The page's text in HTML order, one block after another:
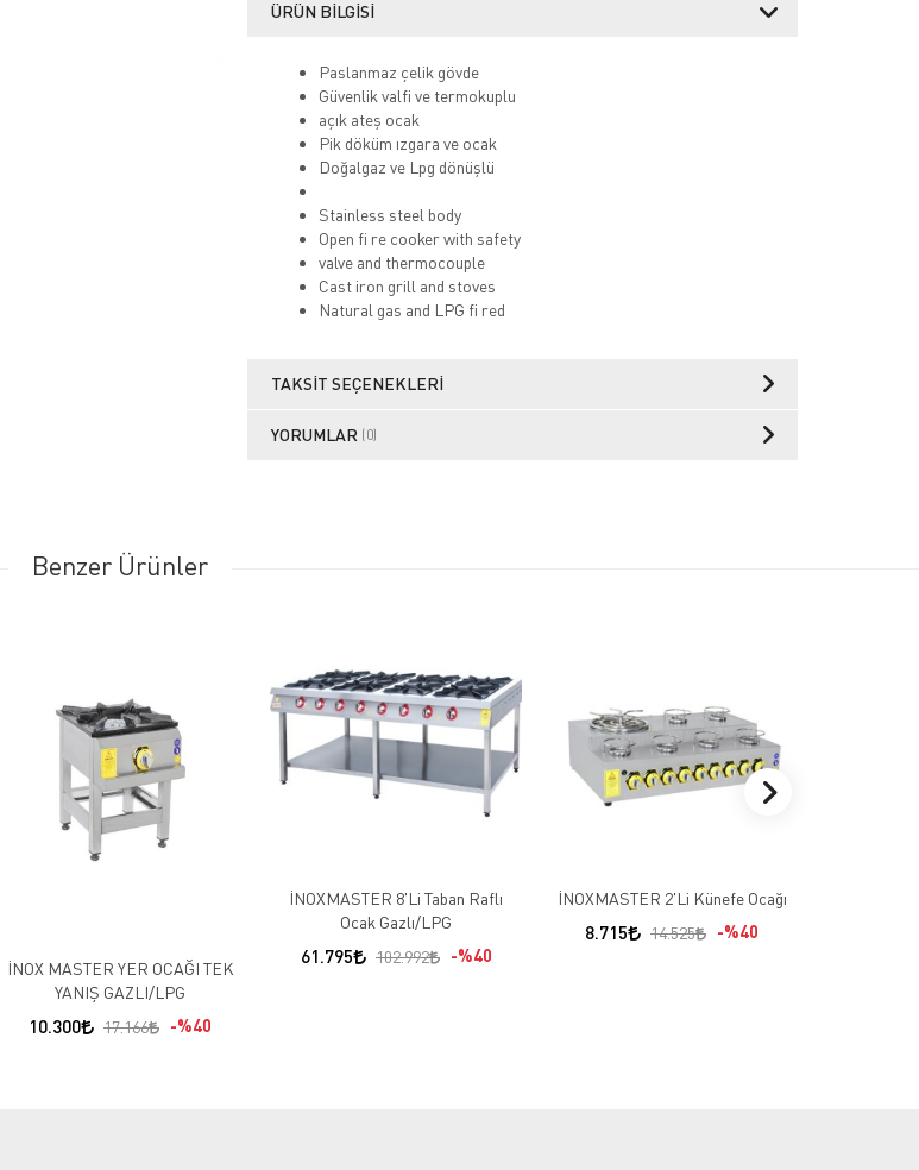
ÜRÜN BILGISI
Paslanmaz çelik gövde
Güvenlik valfi ve termokuplu
açık ateş ocak
Pik döküm ızgara ve ocak
Doğalgaz ve Lpg dönüşlü
Stainless steel body
Open fi re cooker with safety
valve and thermocouple
Cast iron grill and stoves
Natural gas and LPG fi red
TAKSIT SEÇENEKLERI
YORUMLAR (0)
Benzer Ürünler
İNOX MASTER YER OCAĞI TEK
YANIŞ GAZLI/LPG
10.300 17.166 %40
İNOXMASTER 8'Li Taban Raflı
Ocak Gazlı/LPG
61.795 102.992 %40
İNOXMASTER 2'Li Künefe Ocağı
8.715 14.525 %40